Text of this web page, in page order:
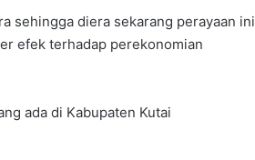
sehingga diera sekarang perayaan ini
efek terhadap perekonomian
ada di Kabupaten Kutai